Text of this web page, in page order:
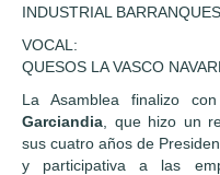
INDUSTRIAL
VOCAL:
QUESOS LA VASCO
La Asamblea finalizo
Garciandia , que hizo un
sus cuatro años de
y participativa a las